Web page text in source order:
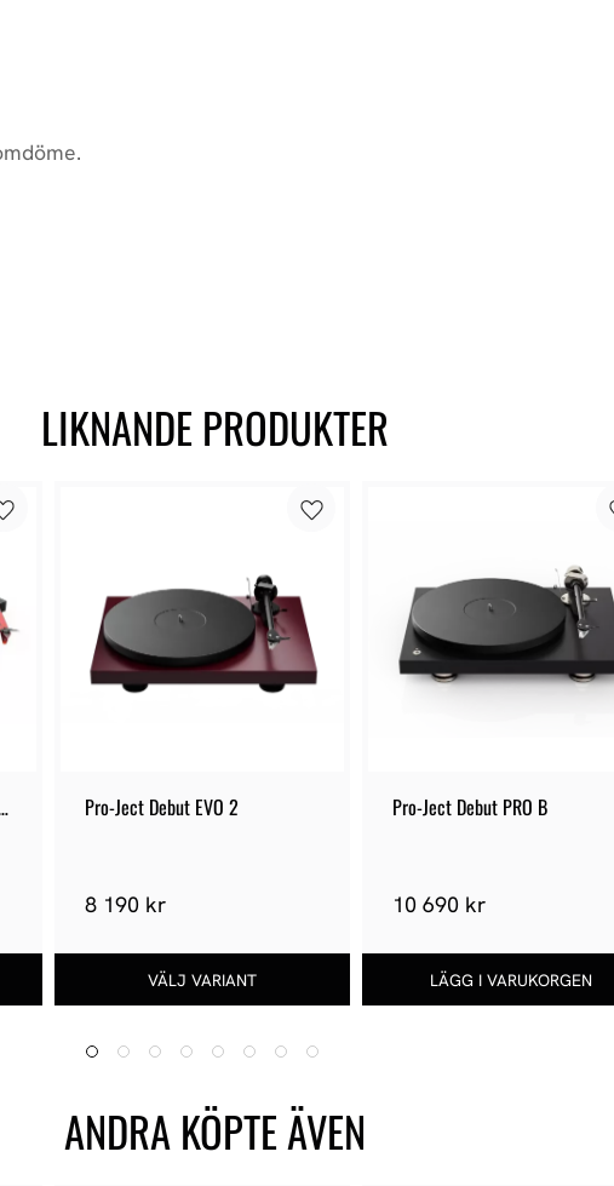
LIKNANDE PRODUKTER
Pro-Ject Debut EVO 2
8 190 kr
Pro-Ject Debut PRO B
10 690 kr
ANDRA KÖPTE ÄVEN